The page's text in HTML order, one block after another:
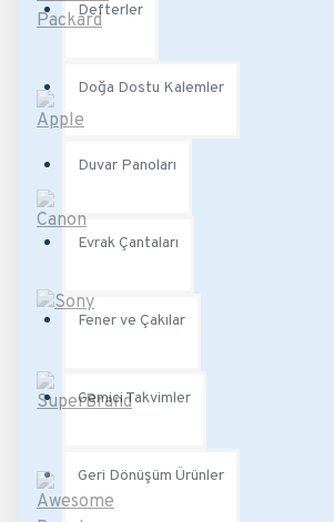
Defterler
Doğa Dostu Kalemler
Duvar Panoları
Evrak Çantaları
Fener ve Çakılar
Gemici Takvimler
Geri Dönüşüm Ürünler